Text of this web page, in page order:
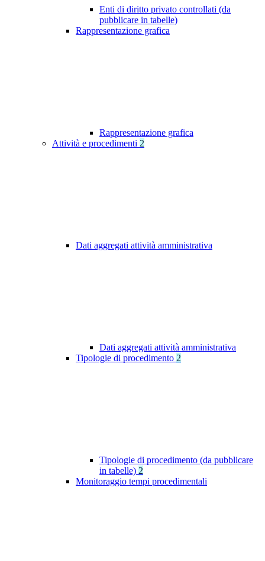
Enti di diritto privato controllati (da
pubblicare in tabelle)
Rappresentazione grafica
Rappresentazione grafica
Attività e procedimenti 2
Dati aggregati attività amministrativa
Dati aggregati attività amministrativa
Tipologie di procedimento 2
Tipologie di procedimento (da pubblicare
in tabelle) 2
Monitoraggio tempi procedimentali